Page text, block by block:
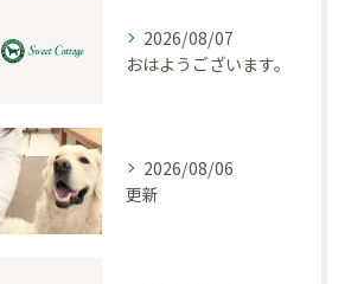
2026/08/07
おはようございます。
2026/08/06
更新